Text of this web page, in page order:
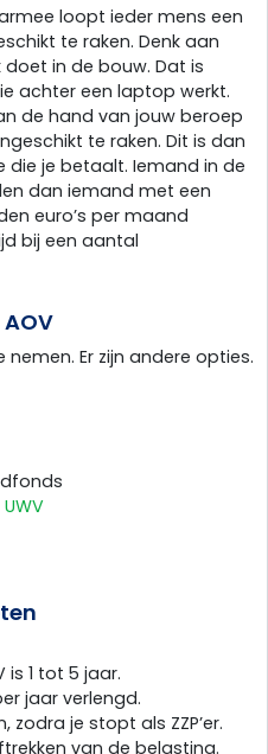
loopt ieder mens een
te raken. Denk aan
in de bouw. Dat is
achter een laptop werkt.
de hand van jouw beroep
te raken. Dit is dan
die je betaalt. Iemand in de
dan iemand met een
euro’s per maand
bij een aantal
nemen. Er zijn andere opties.
UWV
is 1 tot 5 jaar.
jaar verlengd.
zodra je stopt als ZZP’er.
van de belasting.